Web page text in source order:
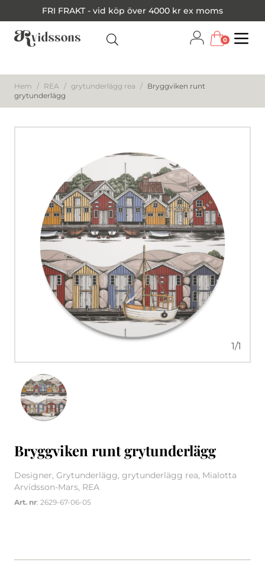
FRI FRAKT - vid köp över 4000 kr ex moms
0
Hem / REA / grytunderlägg rea / Bryggviken runt
grytunderlägg
1/1
Bryggviken runt grytunderlägg
Designer, Grytunderlägg, grytunderlägg rea, Mialotta
Arvidsson-Mars, REA
Art. nr: 2629-67-06-05